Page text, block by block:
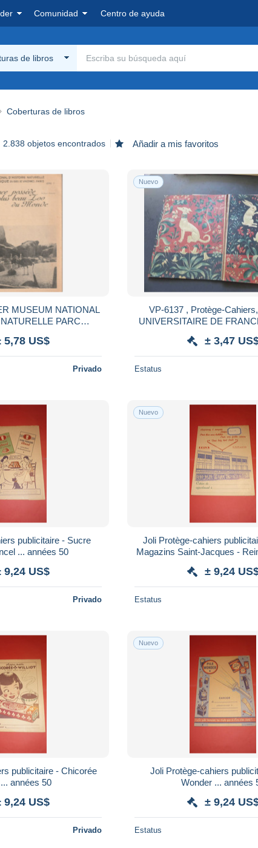
Comunidad Centro de ayuda
de libros
Coberturas de libros
2.838 objetos encontrados Añadir a mis favoritos
MUSEUM NATIONAL
PARC
7 . SCAN
5,78 US$
Privado
Nuevo
VP-6137 , Protège-
UNIVERSITAIRE DE FRANCE,
± 3,47
Estatus
publicitaire - Sucre
... années 50
9,24 US$
Privado
Nuevo
Joli Protège-cahiers
Magazins Saint-Jacques - Reims ...
± 9,24
Estatus
publicitaire - Chicorée
Williot ... années 50
9,24 US$
Privado
Nuevo
Joli Protège-cahiers
Wonder ... années
± 9,24
Estatus